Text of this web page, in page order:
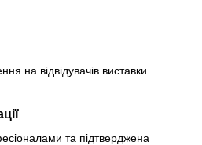
на відвідувачів виставки
та підтверджена